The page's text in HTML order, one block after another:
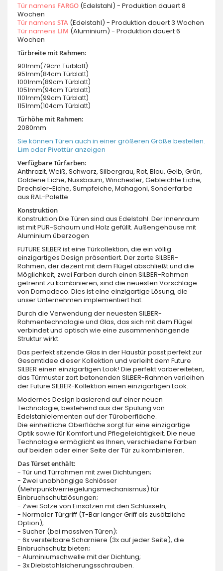
Tür namens FARGO (Edelstahl) - Produktion dauert 8
Wochen
Tür namens STA (Edelstahl) - Produktion dauert 3 Wochen
Tür namens LIM (Aluminium) - Produktion dauert 6
Wochen
Türbreite mit Rahmen:
901mm(79cm Türblatt)
951mm(84cm Türblatt)
1001mm(89cm Türblatt)
1051mm(94cm Türblatt)
1101mm(99cm Türblatt)
1151mm(104cm Türblatt)
Türhöhe mit Rahmen:
2080mm
Sie können Türen auch in einer größeren Größe bestellen.
Limoder Pivottüranzeigen
Verfügbare Türfarben:
Anthrazit, Weiß, Schwarz, Silbergrau, Rot, Blau, Gelb, Grün,
Goldene Eiche, Nussbaum, Winchester, Gebleichte Eiche,
Drechsler-Eiche, Sumpfeiche, Mahagoni, Sonderfarbe
aus RAL-Palette
Konstruktion
Konstruktion Die Türen sind aus Edelstahl. Der Innenraum
ist mit PUR-Schaum und Holz gefüllt. Außengehäuse mit
Aluminium überzogen
FUTURE SILBER ist eine Türkollektion, die ein völlig
einzigartiges Design präsentiert. Der zarte SILBER-
Rahmen, der dezent mit dem Flügel abschließt und die
Möglichkeit, zwei Farben durch einen SILBER-Rahmen
getrennt zu kombinieren, sind die neuesten Vorschläge
von Domadeco. Dies ist eine einzigartige Lösung, die
unser Unternehmen implementiert hat.
Durch die Verwendung der neuesten SILBER-
Rahmentechnologie und Glas, das sich mit dem Flügel
verbindet und optisch wie eine zusammenhängende
Struktur wirkt.
Das perfekt sitzende Glas in der Haustür passt perfekt zur
Gesamtidee dieser Kollektion und verleiht dem Future
SILBER einen einzigartigen Look! Die perfekt vorbereiteten,
das Türmuster zart betonenden SILBER-Rahmen verleihen
der Future SILBER-Kollektion einen einzigartigen Look.
Modernes Design basierend auf einer neuen
Technologie, bestehend aus der Spülung von
Edelstahlelementen auf der Türoberfläche.
Die einheitliche Oberfläche sorgt für eine einzigartige
Optik sowie für Komfort und Pflegeleichtigkeit. Die neue
Technologie ermöglicht es Ihnen, verschiedene Farben
auf beiden oder einer Seite der Tür zu kombinieren.
Das Türset enthält:
- Tür und Türrahmen mit zwei Dichtungen;
- Zwei unabhängige Schlösser
(Mehrpunktverriegelungsmechanismus) für
Einbruchschutzlösungen;
- Zwei Sätze von Einsätzen mit den Schlüsseln;
- Normaler Türgriff (T-Bar langer Griff als zusätzliche
Option);
- Sucher (bei massiven Türen);
- 6x verstellbare Scharniere (3x auf jeder Seite), die
Einbruchschutz bieten;
- Aluminiumschwelle mit der Dichtung;
- 3x Diebstahlsicherungsschrauben.